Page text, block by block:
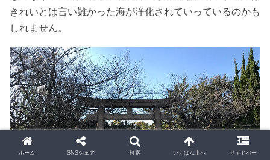
きれいとは言い難かった海が浄化されていっているのかも
しれません。
ホーム SNSシェア 検索 いちばん上へ サイドバー